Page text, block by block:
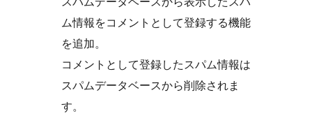
ム情報をコメントとして登録する機能
を追加。
コメントとして登録したスパム情報は
スパムデータベースから削除されま
す。